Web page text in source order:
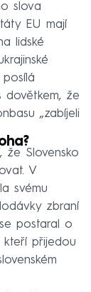
slova
EU mají
lidské
dovětkem, že
„zabíjeli
že Slovensko
V
svému
zbraní
postaral o
kteří přijedou